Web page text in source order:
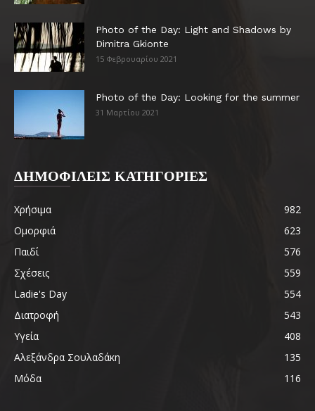
Photo of the Day: Light and Shadows by
Dimitra Gkionte
15 Φεβρουαρίου 2021
Photo of the Day: Looking for the summer
31 Μαρτίου 2021
ΔΗΜΟΦΙΛΕΙΣ ΚΑΤΗΓΟΡΙΕΣ
Χρήσιμα
982
Ομορφιά
623
Παιδί
576
Σχέσεις
559
Ladie's Day
554
Διατροφή
543
Υγεία
408
Αλεξάνδρα Σουλαδάκη
135
Μόδα
116